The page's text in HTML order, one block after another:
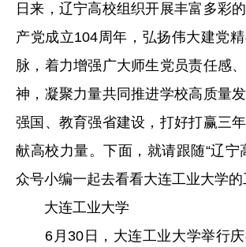
日来，辽宁高校组织开展丰富多彩
产党成立104周年，弘扬伟大建党
脉，着力增强广大师生党员责任感
神，凝聚力量共同推进学校高质量
强国、教育强省建设，打好打赢三
献高校力量。下面，就请跟随“辽宁
众号小编一起去看看大连工业大学的
大连工业大学
6月30日，大连工业大学举行庆